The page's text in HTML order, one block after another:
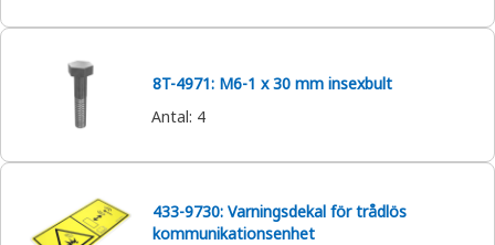
8T-4971: M6-1 x 30 mm insexbult
Antal: 4
433-9730: Varningsdekal för trådlös
kommunikationsenhet